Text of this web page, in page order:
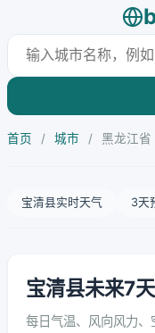
首页 / 城市 / 黑龙江省
宝清县实时天气 3天
宝清县未来7
每日气温、风向风力